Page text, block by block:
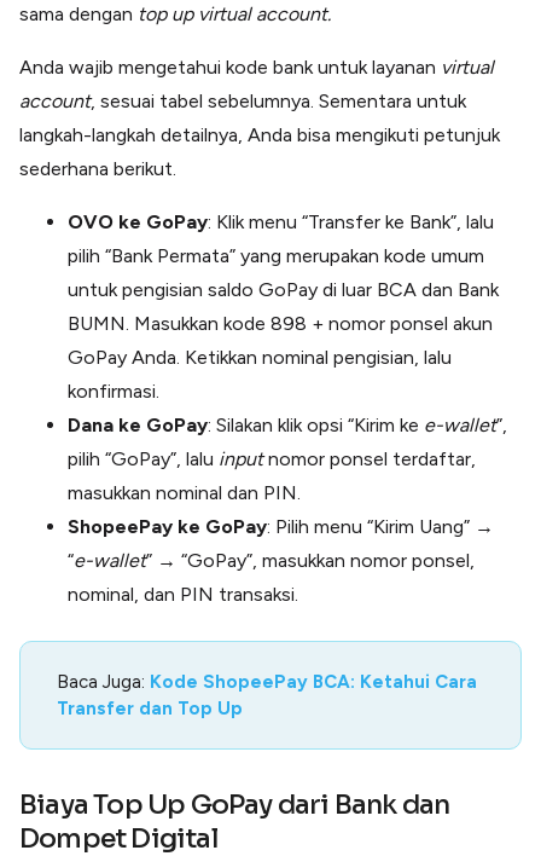
sama dengan top up virtual account.
Anda wajib mengetahui kode bank untuk layanan virtual
account, sesuai tabel sebelumnya. Sementara untuk
langkah-langkah detailnya, Anda bisa mengikuti petunjuk
sederhana berikut.
OVO ke GoPay: Klik menu “Transfer ke Bank”, lalu
pilih “Bank Permata” yang merupakan kode umum
untuk pengisian saldo GoPay di luar BCA dan Bank
BUMN. Masukkan kode 898 + nomor ponsel akun
GoPay Anda. Ketikkan nominal pengisian, lalu
konfirmasi.
Dana ke GoPay: Silakan klik opsi “Kirim ke e-wallet”,
pilih “GoPay”, lalu inputnomor ponsel terdaftar,
masukkan nominal dan PIN.
ShopeePay ke GoPay: Pilih menu “Kirim Uang” →
“e-wallet” → “GoPay”, masukkan nomor ponsel,
nominal, dan PIN transaksi.
Baca Juga: Kode ShopeePay BCA: Ketahui Cara
Transfer dan Top Up
Biaya Top Up GoPaydari Bank dan
Dompet Digital